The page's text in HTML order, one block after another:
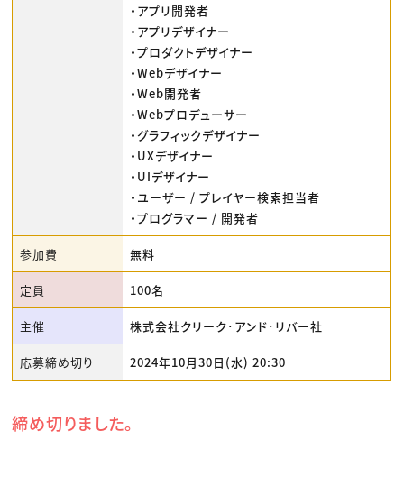
・アプリ開発者
・アプリデザイナー
・プロダクトデザイナー
・Webデザイナー
・Web開発者
・Webプロデューサー
・グラフィックデザイナー
・UXデザイナー
・UIデザイナー
・ユーザー / プレイヤー検索担当者
・プログラマー / 開発者
参加費 無料
定員 100名
主催 株式会社クリーク･アンド･リバー社
応募締め切り 2024年10月30日(水) 20:30
締め切りました。